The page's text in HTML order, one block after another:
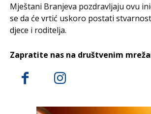
Mještani Branjeva pozdravljaju ovu
se da će vrtić uskoro postati
djece i roditelja.
Zapratite nas na društvenim